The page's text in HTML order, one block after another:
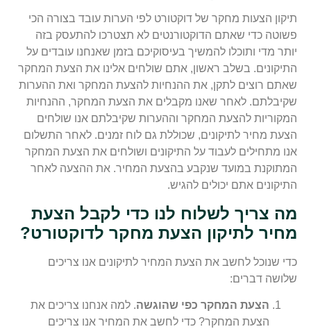
תיקון הצעות מחקר של דוקטורט לפי הערות עובד בצורה הכי
פשוטה כדי שאתם הדוקטורנטים לא תצטרכו להתעסק בזה
יותר מדי ותוכלו להמשיך בעיסוקיכם בזמן שאנחנו עובדים על
התיקונים. בשלב ראשון, אתם שולחים אלינו את הצעת המחקר
שאתם רוצים לתקן, את ההנחיות להצעת המחקר ואת ההערות
שקיבלתם. לאחר שאנו מקבלים את הצעת המחקר, ההנחיות
המקוריות להצעת המחקר וההערות שקיבלתם אנו שולחים
הצעת מחיר לתיקונים, שכוללת גם לוח זמנים. לאחר התשלום
אנו מתחילים לעבוד על התיקונים ושולחים את הצעת המחקר
המתוקנת במועד שנקבע בהצעת המחיר. את ההצעה לאחר
התיקונים אתם יכולים להגיש.
מה צריך לשלוח לנו כדי לקבל הצעת
מחיר לתיקון הצעת מחקר לדוקטורט?
כדי שנוכל לחשב את הצעת המחיר לתיקונים אנו צריכים
שלושה דברים:
הצעת המחקר כפי שהוגשה. למה אנחנו צריכים את
הצעת המחקר? כדי לחשב את המחיר אנו צריכים